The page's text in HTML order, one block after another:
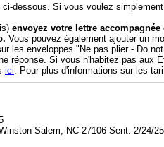
dessous. Si vous voulez
envoyez votre lettre
Vous pouvez également ajouter un
les enveloppes "Ne pas plier - Do
réponse. Si vous n'habitez pas aux
ici . Pour plus d'informations sur les
Salem, NC 27106 Sent: 2/24/